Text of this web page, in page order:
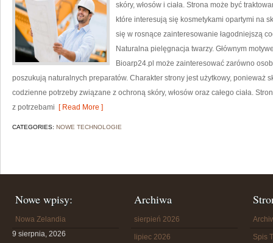
skóry, włosów i ciała. Strona może być
które interesują się kosmetykami opartymi na
się w rosnące zainteresowanie łagodniejszą
Naturalna pielęgnacja twarzy. Głównym
Bioarp24.pl może zainteresować zarówno
poszukują naturalnych preparatów. Charakter strony jest użytkowy, ponieważ
codzienne potrzeby związane z ochroną skóry, włosów oraz całego ciała.
z potrzebami [ Read More ]
CATEGORIES: NOWE TECHNOLOGIE
Nowe wpisy:
Nowa Zelandia
9 sierpnia, 2026
Archiwa
sierpień 2026
lipiec 2026 Spis